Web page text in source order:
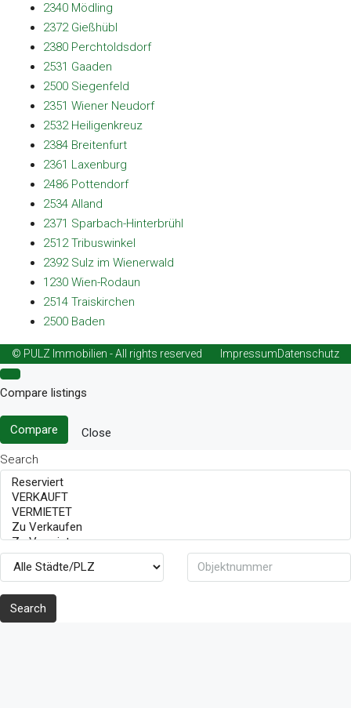
2340 Mödling
2372 Gießhübl
2380 Perchtoldsdorf
2531 Gaaden
2500 Siegenfeld
2351 Wiener Neudorf
2532 Heiligenkreuz
2384 Breitenfurt
2361 Laxenburg
2486 Pottendorf
2534 Alland
2371 Sparbach-Hinterbrühl
2512 Tribuswinkel
2392 Sulz im Wienerwald
1230 Wien-Rodaun
2514 Traiskirchen
2500 Baden
© PULZ Immobilien - All rights reserved ImpressumDatenschutz
Compare listings
Compare
Close
Search
Search